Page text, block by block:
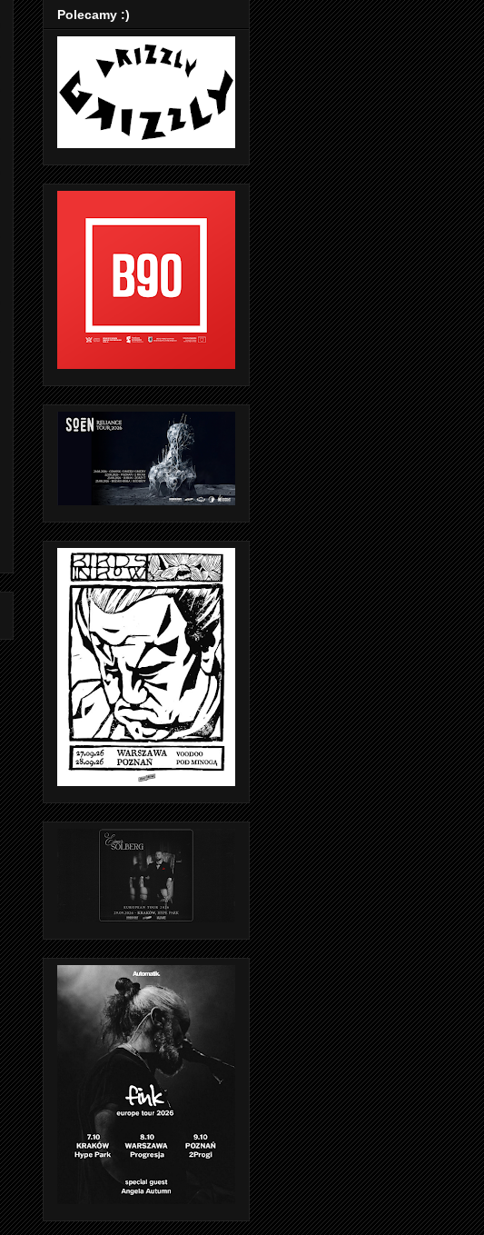
Polecamy :)